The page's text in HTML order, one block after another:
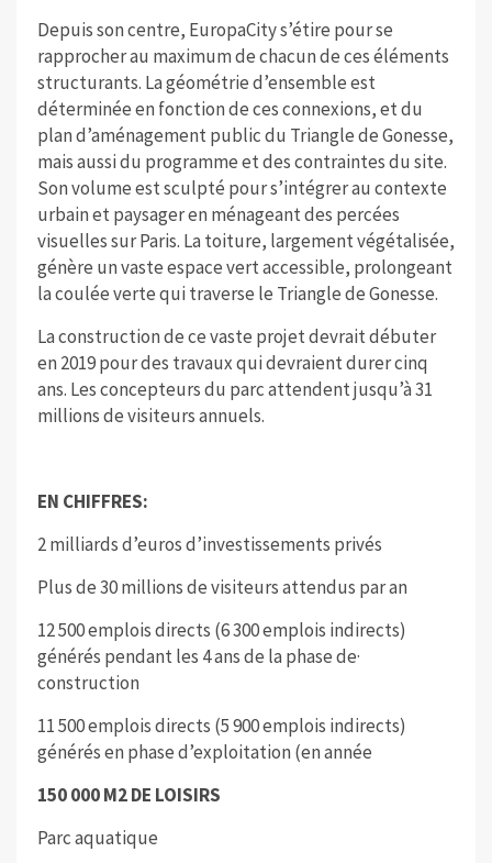
Depuis son centre, EuropaCity s’étire pour se
rapprocher au maximum de chacun de ces éléments
structurants. La géométrie d’ensemble est
déterminée en fonction de ces connexions, et du
plan d’aménagement public du Triangle de Gonesse,
mais aussi du programme et des contraintes du site.
Son volume est sculpté pour s’intégrer au contexte
urbain et paysager en ménageant des percées
visuelles sur Paris. La toiture, largement végétalisée,
génère un vaste espace vert accessible, prolongeant
la coulée verte qui traverse le Triangle de Gonesse.
La construction de ce vaste projet devrait débuter
en 2019 pour des travaux qui devraient durer cinq
ans. Les concepteurs du parc attendent jusqu’à 31
millions de visiteurs annuels.
EN CHIFFRES:
2 milliards d’euros d’investissements privés
Plus de 30 millions de visiteurs attendus par an
12 500 emplois directs (6 300 emplois indirects)
générés pendant les 4 ans de la phase de·
construction
11 500 emplois directs (5 900 emplois indirects)
générés en phase d’exploitation (en année
150 000 M2DE LOISIRS
Parc aquatique